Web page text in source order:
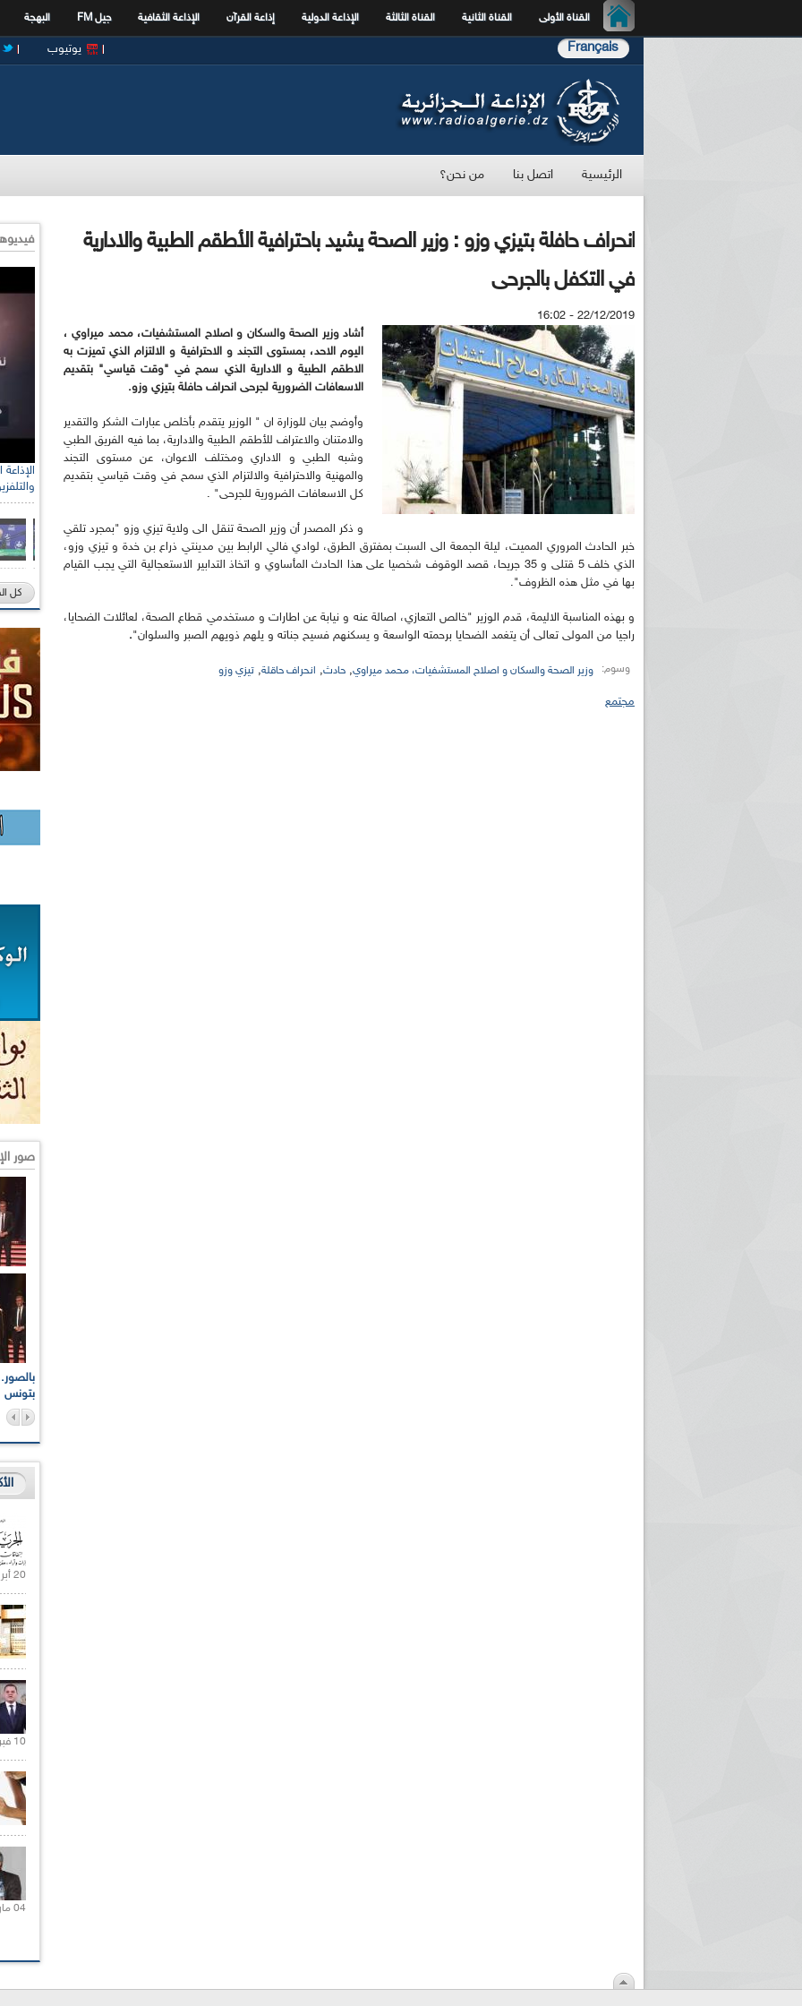
القناة الأولى القناة الثانية القناة الثالثة الإذاعة الدولية إذاعة القرآن الإذاعة الثقافية جيل FM البهجة
Français يوتيوب
الرئيسية اتصل بنا من نحن؟
انحراف حافلة بتيزي وزو : وزير الصحة يشيد باحترافية الأطقم الطبية والادارية
في التكفل بالجرحى
22/12/2019 - 16:02
أشاد وزير الصحة والسكان و اصلاح المستشفيات، محمد ميراوي ،
اليوم الاحد، بمستوى التجند و الاحترافية و الالتزام الذي تميزت به
الاطقم الطبية و الادارية الذي سمح في "وقت قياسي" بتقديم
الاسعافات الضرورية لجرحى انحراف حافلة بتيزي وزو.
وأوضح بيان للوزارة ان " الوزير يتقدم بأخلص عبارات الشكر والتقدير
والامتنان والاعتراف للأطقم الطبية والادارية، بما فيه الفريق الطبي
وشبه الطبي و الاداري ومختلف الاعوان، عن مستوى التجند
والمهنية والاحترافية والالتزام الذي سمح في وقت قياسي بتقديم
كل الاسعافات الضرورية للجرحى" .
و ذكر المصدر أن وزير الصحة تنقل الى ولاية تيزي وزو "بمجرد تلقي
خبر الحادث المروري المميت، ليلة الجمعة الى السبت بمفترق الطرق، لوادي فالي الرابط بين مدينتي ذراع بن خدة و تيزي وزو،
الذي خلف 5 قتلى و 35 جريحا، قصد الوقوف شخصيا على هذا الحادث المأساوي و اتخاذ التدابير الاستعجالية التي يجب القيام
بها في مثل هذه الظروف".
و بهذه المناسبة الاليمة، قدم الوزير "خالص التعازي، اصالة عنه و نيابة عن اطارات و مستخدمي قطاع الصحة، لعائلات الضحايا،
راجيا من المولى تعالى أن يتغمد الضحايا برحمته الواسعة و يسكنهم فسيح جناته و يلهم ذويهم الصبر والسلوان".
وسوم: وزير الصحة والسكان و اصلاح المستشفيات، محمد ميراوي, حادث, انحراف حاقلة, تيزي وزو
مجتمع
كل
صور
بتونس
20 أبريل 2021 |
10 فبراير 2021 |
04 مارس 2020 |